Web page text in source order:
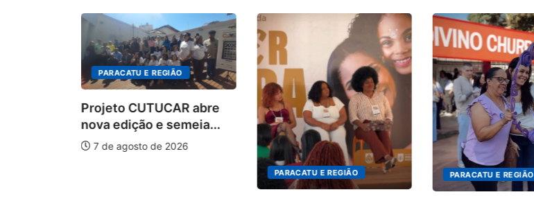
PARACATU E REGIÃO
Projeto CUTUCAR abre
nova edição e semeia...
7 de agosto de 2026
PARACATU E REGIÃO PARACATU E REGIÃO